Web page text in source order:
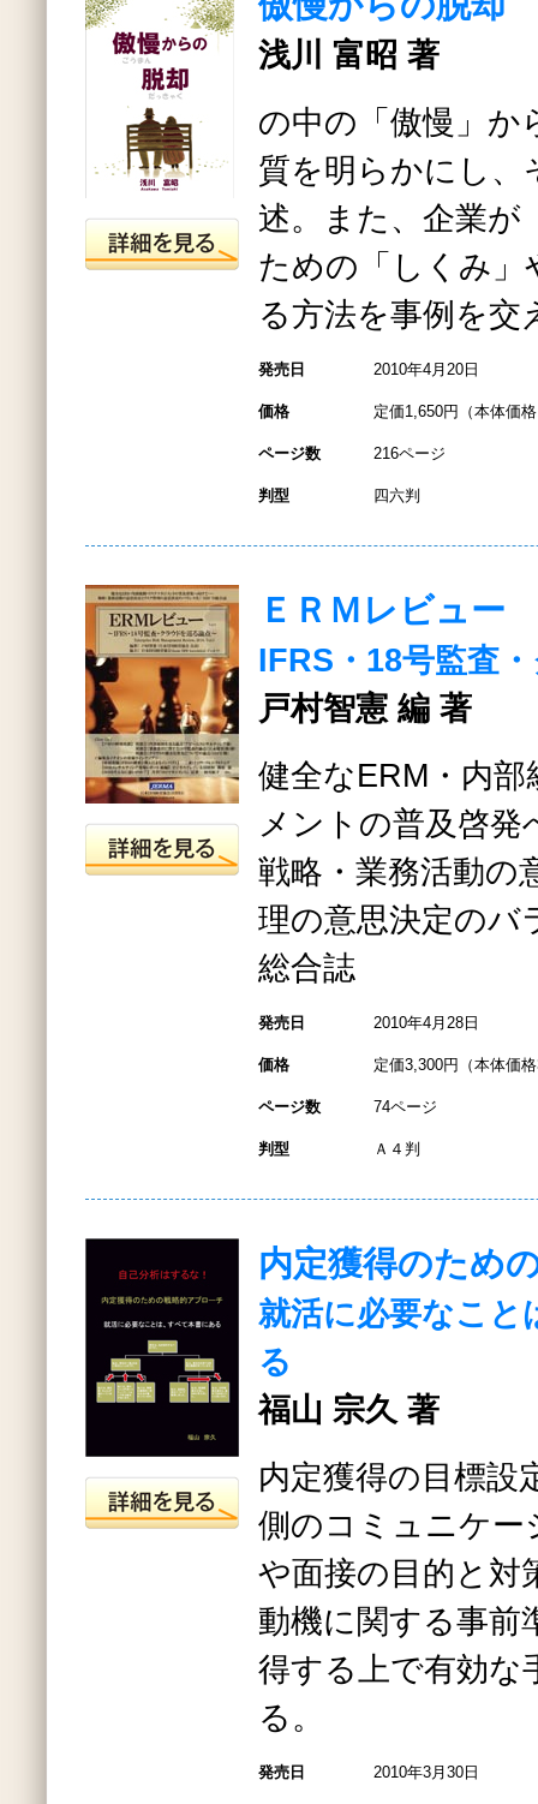
浅川 富昭 著
の中の「傲慢」か
質を明らかにし、
述。また、企業が
ための「しくみ」
る方法を事例を交
発売日 2010年4月20日
価格 定価1,650円（本体価
ページ数 216ページ
判型 四六判
ＥＲＭレビュー
IFRS・18号監査
戸村智憲 編 著
健全なERM・内
メントの普及啓
戦略・業務活動の
理の意思決定のバ
総合誌
発売日 2010年4月28日
価格 定価3,300円（本体価
ページ数 74ページ
判型 Ａ４判
内定獲得のため
就活に必要なこと
る
福山 宗久 著
内定獲得の目標設
側のコミュニケー
や面接の目的と対
動機に関する事前
得する上で有効な
る。
発売日 2010年3月30日